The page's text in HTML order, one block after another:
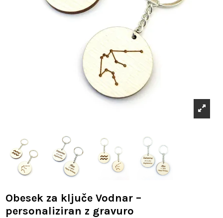
Obesek za ključe Vodnar –
personaliziran z gravuro